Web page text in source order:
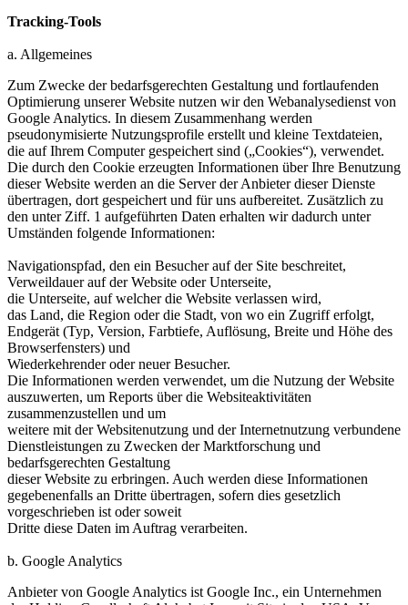
Tracking-Tools
a. Allgemeines
Zum Zwecke der bedarfsgerechten Gestaltung und fortlaufenden
Optimierung unserer Website nutzen wir den Webanalysedienst von
Google Analytics. In diesem Zusammenhang werden
pseudonymisierte Nutzungsprofile erstellt und kleine Textdateien,
die auf Ihrem Computer gespeichert sind („Cookies“), verwendet.
Die durch den Cookie erzeugten Informationen über Ihre Benutzung
dieser Website werden an die Server der Anbieter dieser Dienste
übertragen, dort gespeichert und für uns aufbereitet. Zusätzlich zu
den unter Ziff. 1 aufgeführten Daten erhalten wir dadurch unter
Umständen folgende Informationen:
Navigationspfad, den ein Besucher auf der Site beschreitet,
Verweildauer auf der Website oder Unterseite,
die Unterseite, auf welcher die Website verlassen wird,
das Land, die Region oder die Stadt, von wo ein Zugriff erfolgt,
Endgerät (Typ, Version, Farbtiefe, Auflösung, Breite und Höhe des
Browserfensters) und
Wiederkehrender oder neuer Besucher.
Die Informationen werden verwendet, um die Nutzung der Website
auszuwerten, um Reports über die Websiteaktivitäten
zusammenzustellen und um
weitere mit der Websitenutzung und der Internetnutzung verbundene
Dienstleistungen zu Zwecken der Marktforschung und
bedarfsgerechten Gestaltung
dieser Website zu erbringen. Auch werden diese Informationen
gegebenenfalls an Dritte übertragen, sofern dies gesetzlich
vorgeschrieben ist oder soweit
Dritte diese Daten im Auftrag verarbeiten.
b. Google Analytics
Anbieter von Google Analytics ist Google Inc., ein Unternehmen